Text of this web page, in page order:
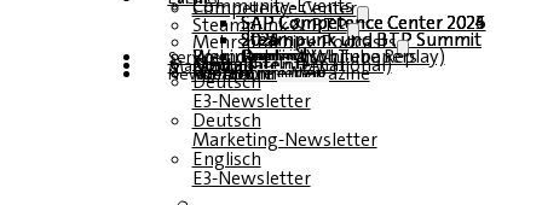
Community-Events
Competence Center
SAP Competence Center 2026
SAP Competence Center 2025
SAP Competence Center 2024
SAP Competence Center 2023
Steampunk & BTP
Steampunk und BTP Summit 2026
Steampunk und BTP Summit 2025
Steampunk und BTP Summit 2024
Mehrsprachige Podcasts
Deutsch
Englisch
Spanisch
Französisch
Roundtables (YouTube Replay)
Webinare und Whitepapers
Service
Formulare
Kontakt
Mediadaten DACH
Media Kit (International)
Magazin
hier abonnieren
für Abonnenten
kostenfreie Magazine
Newsletter
Deutsch
E3-Newsletter
Deutsch
Marketing-Newsletter
Englisch
E3-Newsletter